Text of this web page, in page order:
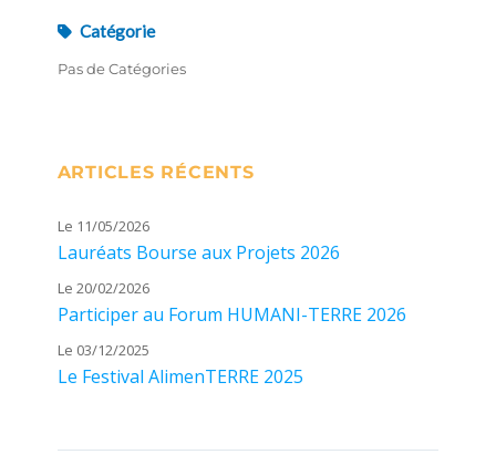
Catégorie
Pas de Catégories
ARTICLES RÉCENTS
Le 11/05/2026
Lauréats Bourse aux Projets 2026
Le 20/02/2026
Participer au Forum HUMANI-TERRE 2026
Le 03/12/2025
Le Festival AlimenTERRE 2025